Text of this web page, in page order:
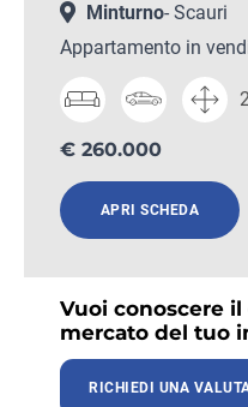
Minturno- Scauri
Appartamento in
€ 260.000
APRI SCHEDA
Vuoi conoscere
mercato del tuo
RICHIEDI UNA